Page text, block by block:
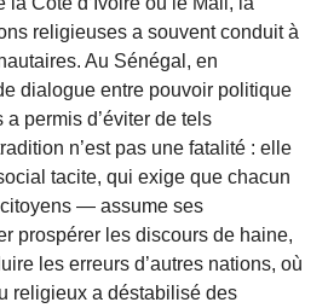
religieuses a souvent conduit à
Au Sénégal, en
dialogue entre pouvoir politique
permis d’éviter de tels
n’est pas une fatalité : elle
tacite, qui exige que chacun
— assume ses
prospérer les discours de haine,
les erreurs d’autres nations, où
religieux a déstabilisé des